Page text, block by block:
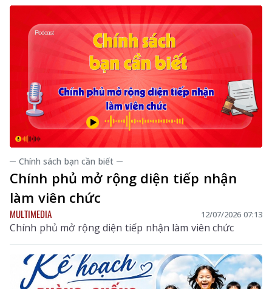
─ Chính sách bạn cần biết ─
Chính phủ mở rộng diện tiếp nhận
làm viên chức
MULTIMEDIA 12/07/2026 07:13
Chính phủ mở rộng diện tiếp nhận làm viên chức